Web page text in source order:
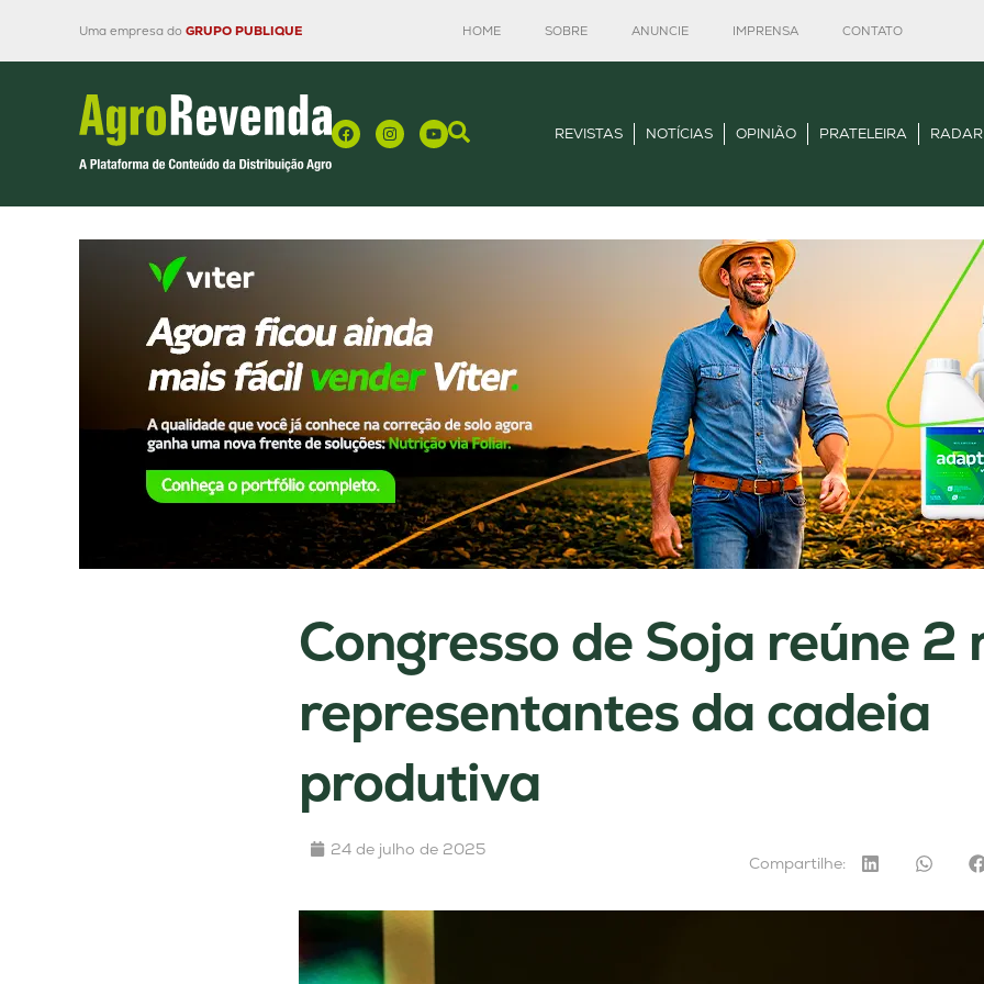
Uma empresa do GRUPO PUBLIQUE HOME SOBRE ANUNCIE IMPRENSA CONTATO
REVISTAS NOTÍCIAS OPINIÃO PRATELEIRA
Congresso de Soja reúne 2
representantes da cadeia
produtiva
24 de julho de 2025
Compartilhe: